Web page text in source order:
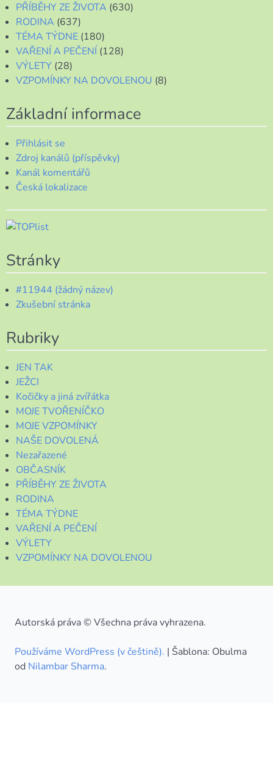
PŘÍBĚHY ZE ŽIVOTA (630)
RODINA (637)
TÉMA TÝDNE (180)
VAŘENÍ A PEČENÍ (128)
VÝLETY (28)
VZPOMÍNKY NA DOVOLENOU (8)
Základní informace
Přihlásit se
Zdroj kanálů (příspěvky)
Kanál komentářů
Česká lokalizace
Stránky
#11944 (žádný název)
Zkušební stránka
Rubriky
JEN TAK
JEŽCI
Kočičky a jiná zvířátka
MOJE TVOŘENÍČKO
MOJE VZPOMÍNKY
NAŠE DOVOLENÁ
Nezařazené
OBČASNÍK
PŘÍBĚHY ZE ŽIVOTA
RODINA
TÉMA TÝDNE
VAŘENÍ A PEČENÍ
VÝLETY
VZPOMÍNKY NA DOVOLENOU
Autorská práva © Všechna práva vyhrazena.
Používáme WordPress (v češtině). | Šablona: Obulma
od Nilambar Sharma.